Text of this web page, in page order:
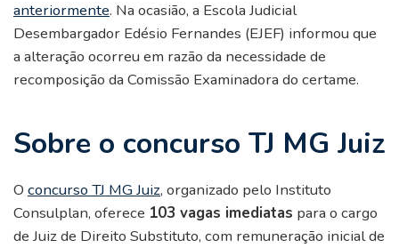
anteriormente. Na ocasião, a Escola Judicial
Desembargador Edésio Fernandes (EJEF) informou que
a alteração ocorreu em razão da necessidade de
recomposição da Comissão Examinadora do certame.
Sobre o concurso TJ MG Juiz
O concurso TJ MG Juiz, organizado pelo Instituto
Consulplan, oferece 103 vagas imediatas para o cargo
de Juiz de Direito Substituto, com remuneração inicial de